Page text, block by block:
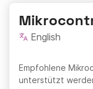
English
Empfohlene
unterstützt